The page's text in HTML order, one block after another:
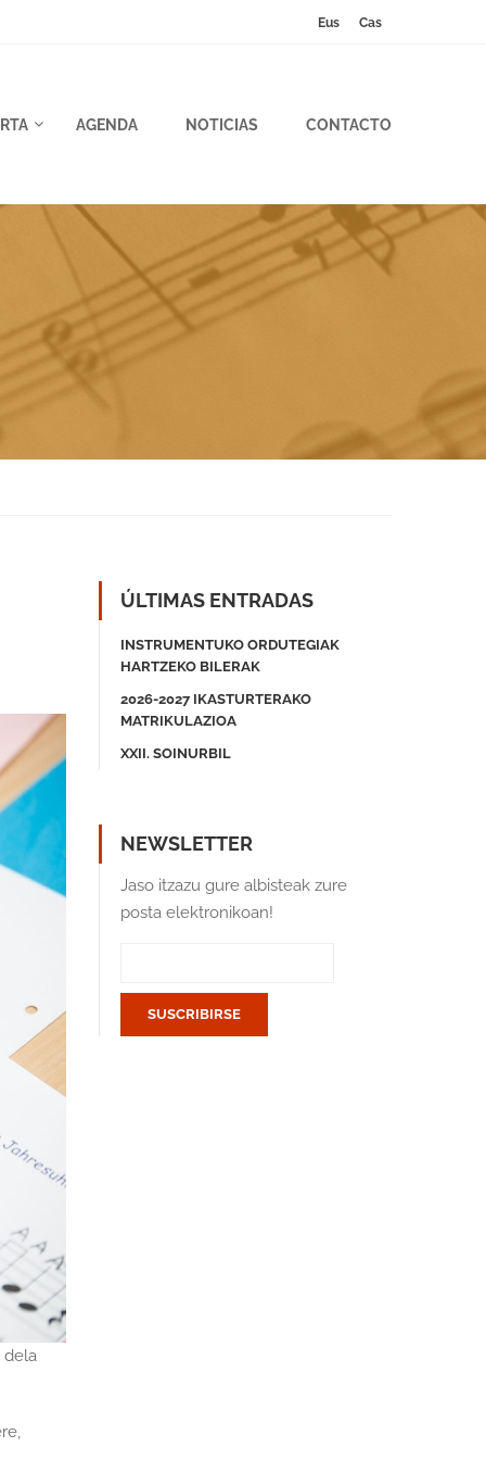
Eus Cas
AGENDA NOTICIAS CONTACTO
dela
ÚLTIMAS ENTRADAS
INSTRUMENTUKO ORDUTEGIAK
HARTZEKO BILERAK
2026-2027 IKASTURTERAKO
MATRIKULAZIOA
XXII. SOINURBIL
NEWSLETTER
Jaso itzazu gure albisteak zure
posta elektronikoan!